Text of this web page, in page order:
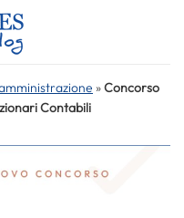
»Concorso
Contabili